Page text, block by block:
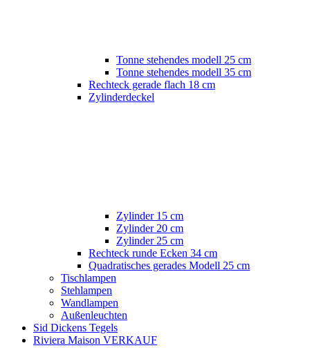
Tonne stehendes modell 25 cm
Tonne stehendes modell 35 cm
Rechteck gerade flach 18 cm
Zylinderdeckel
Zylinder 15 cm
Zylinder 20 cm
Zylinder 25 cm
Rechteck runde Ecken 34 cm
Quadratisches gerades Modell 25 cm
Tischlampen
Stehlampen
Wandlampen
Außenleuchten
Sid Dickens Tegels
Riviera Maison VERKAUF